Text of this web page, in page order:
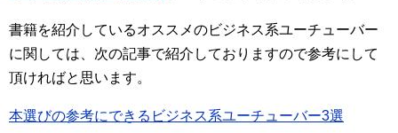
書籍を紹介しているオススメのビジネス系ユーチューバー
に関しては、次の記事で紹介しておりますので参考にして
頂ければと思います。
本選びの参考にできるビジネス系ユーチューバー3選